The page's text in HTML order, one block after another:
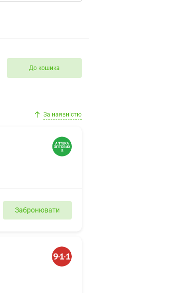
До кошика
За наявністю
Забронювати